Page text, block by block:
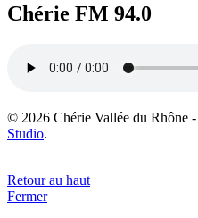
Chérie FM 94.0
© 2026 Chérie Vallée du Rhône
Studio.
Retour au haut
Fermer